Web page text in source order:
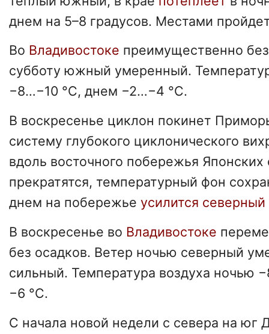
днем на 5–8 градусов. Местами
Во Владивостоке преимущественно
субботу южный умеренный.
−8…−10 °C, днем −2…−4 °C.
В воскресенье циклон покинет
систему глубокого циклонического
вдоль восточного побережья
прекратятся, температурный фон
днем на побережье усилится северный
В воскресенье во Владивостоке
без осадков. Ветер ночью северный
сильный. Температура воздуха ночью
−6 °C.
С начала новой недели с севера на юг